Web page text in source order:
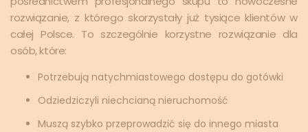
rozwiązanie, z którego skorzystały już tysiące klientów w
całej Polsce. To szczególnie korzystne rozwiązanie dla
osób, które:
Potrzebują natychmiastowego dostępu do gotówki
Odziedziczyli niechcianą nieruchomość
Muszą szybko przeprowadzić się do innego miasta